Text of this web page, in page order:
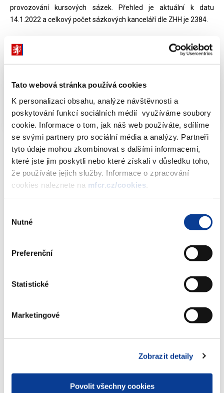
Tato webová stránka používá cookies
K personalizaci obsahu, analýze návštěvnosti a
poskytování funkcí sociálních médií využíváme soubory
cookie. Informace o tom, jak náš web používáte, sdílíme
se svými partnery pro sociální média a analýzy. Partneři
tyto údaje mohou zkombinovat s dalšími informacemi,
které jste jim poskytli nebo které získali v důsledku toho,
že používáte jejich služby. Informace o zpracování
cookies naleznete na mfcr.cz/cookies
souhlasu
Nutné
Preferenční
Statistické
Marketingové
Zobrazit detaily
Povolit všechny cookies
provozování kursových sázek. Přehled je aktuální k datu
14.1.2022 a celkový počet sázkových kanceláří dle ZHH je 2384.
Dokumenty ke stažení
dle ZHH - stav k 14.1.2022
XLSX (87kB)
Dokumenty ke stažení
Stáhnout vybrané (
Stáhnout vše
Zobrazeno 335 ×